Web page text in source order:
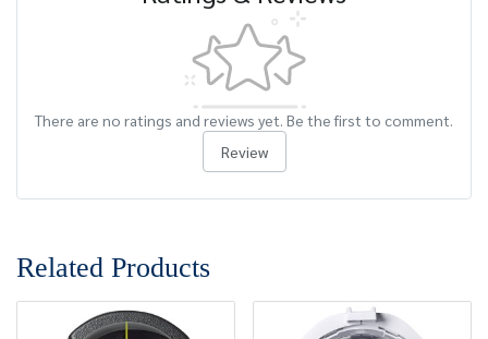
There are no ratings and reviews yet. Be the first to comment.
Review
Related Products